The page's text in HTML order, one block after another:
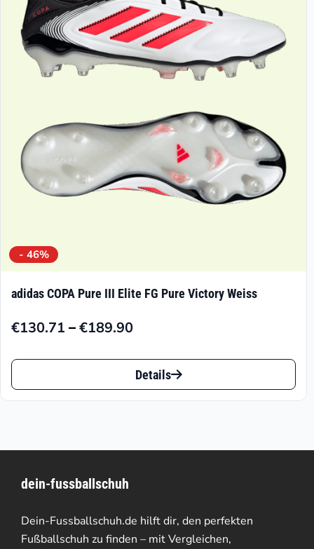
Die
Optionen
können
Produktseite
gewählt
werden
- 46%
adidas COPA Pure III Elite FG Pure Victory Weiss
€130.71 –€189.90
Preisspanne:
€130.71
€189.90
Dieses
Produkt
auf.
Die
Optionen
Details
dein-fussballschuh
Dein-Fussballschuh.de hilft dir, den perfekten
Fußballschuh zu finden – mit Vergleichen,